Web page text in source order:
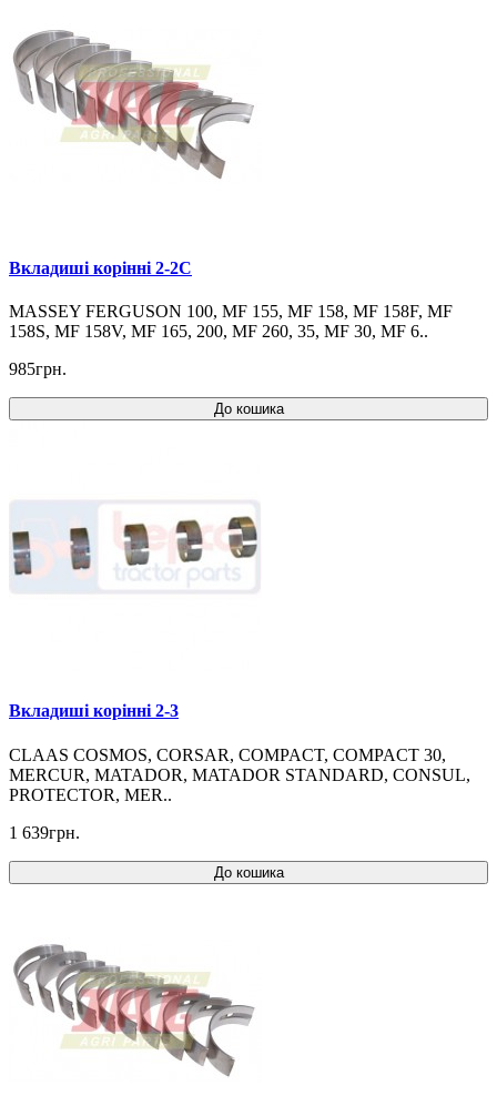
Вкладиші корінні 2-2C
MASSEY FERGUSON 100, MF 155, MF 158, MF 158F, MF
158S, MF 158V, MF 165, 200, MF 260, 35, MF 30, MF 6..
985грн.
До кошика
Вкладиші корінні 2-3
CLAAS COSMOS, CORSAR, COMPACT, COMPACT 30,
MERCUR, MATADOR, MATADOR STANDARD, CONSUL,
PROTECTOR, MER..
1 639грн.
До кошика